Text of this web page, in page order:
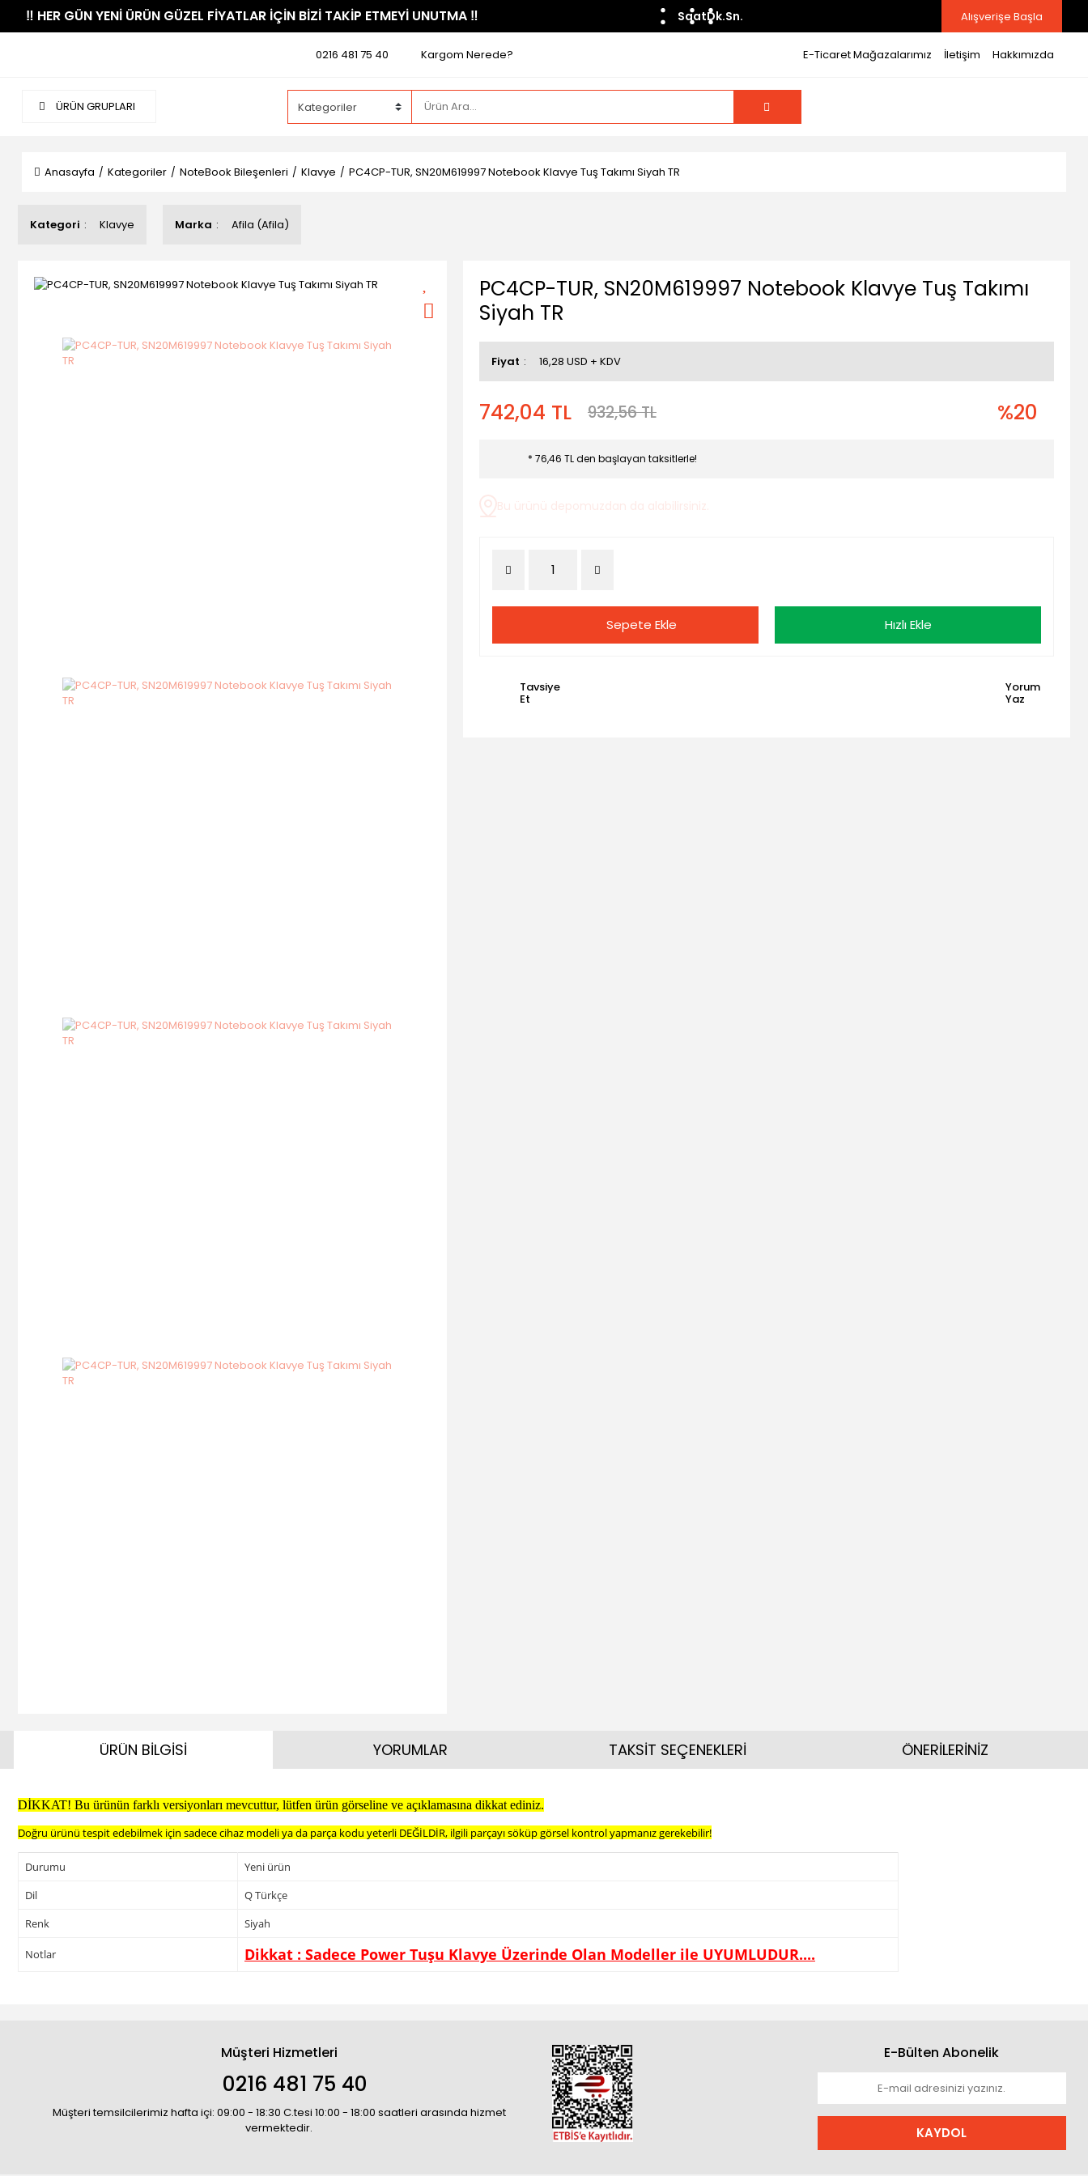
​‼️​ HER GÜN YENİ ÜRÜN GÜZEL FİYATLAR İÇİN BİZİ TAKİP ETMEYİ UNUTMA ​‼️​ SaatDk.Sn. Alışverişe Başla
0216 481 75 40 Kargom Nerede? E-Ticaret Mağazalarımız İletişim Hakkımızda
ÜRÜN GRUPLARI
Anasayfa Kategoriler NoteBook Bileşenleri Klavye PC4CP-TUR, SN20M619997 Notebook Klavye Tuş Takımı Siyah TR
Kategori Klavye Marka Afila (Afila)
PC4CP-TUR, SN20M619997 Notebook Klavye Tuş Takımı
Siyah TR
Fiyat 16,28 USD + KDV
742,04 TL 932,56 TL %20
* 76,46 TL den başlayan taksitlerle!
Bu ürünü depomuzdan da alabilirsiniz.
Sepete Ekle Hızlı Ekle
Tavsiye
Et
Yorum
Yaz
ÜRÜN BİLGİSİ
DİKKAT! Bu ürünün farklı versiyonları mevcuttur, lütfen ürün görseline ve açıklamasına dikkat ediniz.
Doğru ürünü tespit edebilmek için sadece cihaz modeli ya da parça kodu yeterli DEĞİLDİR, ilgili parçayı söküp görsel kontrol yapmanız gerekebilir!
Durumu
Yeni ürün
Dil
Q Türkçe
Renk
Siyah
Notlar Dikkat : Sadece Power Tuşu Klavye Üzerinde Olan Modeller ile UYUMLUDUR....
YORUMLAR TAKSİT SEÇENEKLERİ ÖNERİLERİNİZ
Müşteri Hizmetleri
0216 481 75 40
Müşteri temsilcilerimiz hafta içi: 09:00 - 18:30 C.tesi 10:00 - 18:00 saatleri arasında hizmet
vermektedir.
E-Bülten Abonelik
KAYDOL